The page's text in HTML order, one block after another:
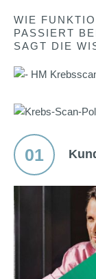
WIE
PASSIERT
SAGT DIE
01